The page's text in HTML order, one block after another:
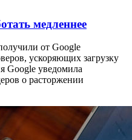
медленнее
от Google
ускоряющих загрузку
Google уведомила
о расторжении